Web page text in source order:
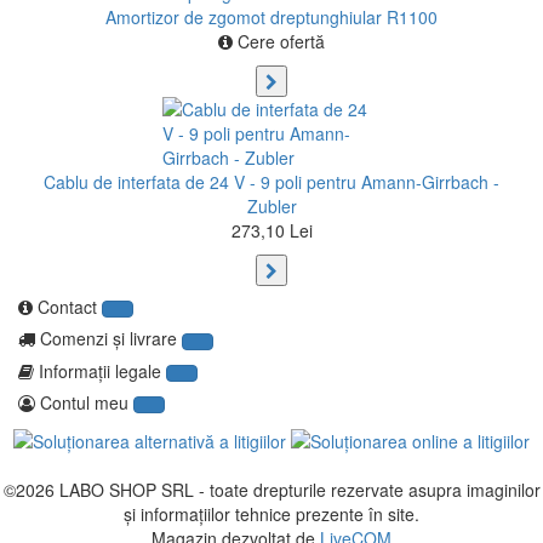
Amortizor de zgomot dreptunghiular R1100
Cere ofertă
Cablu de interfata de 24 V - 9 poli pentru Amann-Girrbach -
Zubler
273,10 Lei
Contact
Comenzi şi livrare
Informaţii legale
Contul meu
©2026 LABO SHOP SRL - toate drepturile rezervate asupra imaginilor
și informațiilor tehnice prezente în site.
Magazin dezvoltat de LiveCOM